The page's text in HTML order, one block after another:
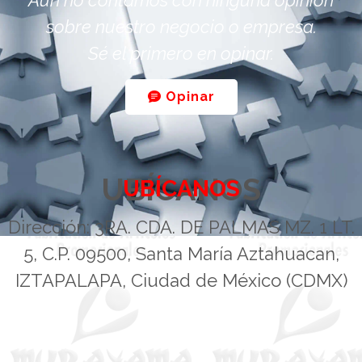
sobre nuestro negocio o empresa.
Sé el primero en opinar.
Opinar
UBÍCANOS
UBÍCANOS
Dirección: 3RA. CDA. DE PALMAS MZ. 1 LT.
5, C.P. 09500, Santa María Aztahuacan,
IZTAPALAPA, Ciudad de México (CDMX)